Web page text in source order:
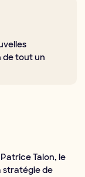
de tout un
Talon, le
stratégie de